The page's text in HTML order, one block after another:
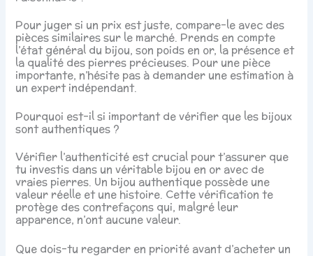
Pour juger si un prix est juste, compare-le avec des
pièces similaires sur le marché. Prends en compte
l’état général du bijou, son poids en or, la présence et
la qualité des pierres précieuses. Pour une pièce
importante, n’hésite pas à demander une estimation à
un expert indépendant.
Pourquoi est-il si important de vérifier que les bijoux
sont authentiques ?
Vérifier l’authenticité est crucial pour t’assurer que
tu investis dans un véritable bijou en or avec de
vraies pierres. Un bijou authentique possède une
valeur réelle et une histoire. Cette vérification te
protège des contrefaçons qui, malgré leur
apparence, n’ont aucune valeur.
Que dois-tu regarder en priorité avant d’acheter un